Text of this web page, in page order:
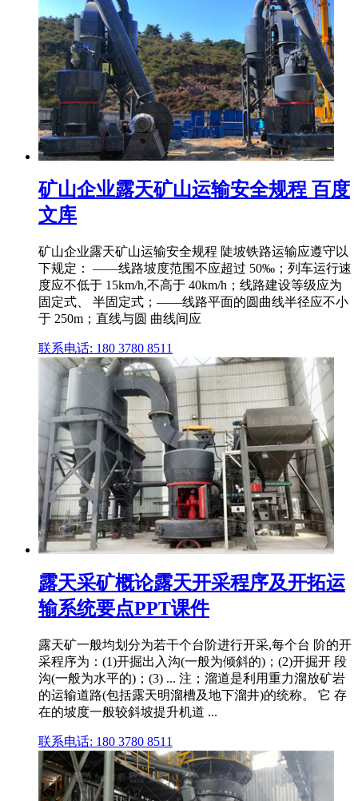
矿山企业露天矿山运输安全规程 百度
文库
矿山企业露天矿山运输安全规程 陡坡铁路运输应遵守以
下规定： ——线路坡度范围不应超过 50‰；列车运行速
度应不低于 15km/h,不高于 40km/h；线路建设等级应为
固定式、 半固定式；——线路平面的圆曲线半径应不小
于 250m；直线与圆 曲线间应
联系电话: 180 3780 8511
露天采矿概论露天开采程序及开拓运
输系统要点PPT课件
露天矿一般均划分为若干个台阶进行开采,每个台 阶的开
采程序为：(1)开掘出入沟(一般为倾斜的)；(2)开掘开 段
沟(一般为水平的)；(3) ... 注；溜道是利用重力溜放矿岩
的运输道路(包括露天明溜槽及地下溜井)的统称。 它 存
在的坡度一般较斜坡提升机道 ...
联系电话: 180 3780 8511